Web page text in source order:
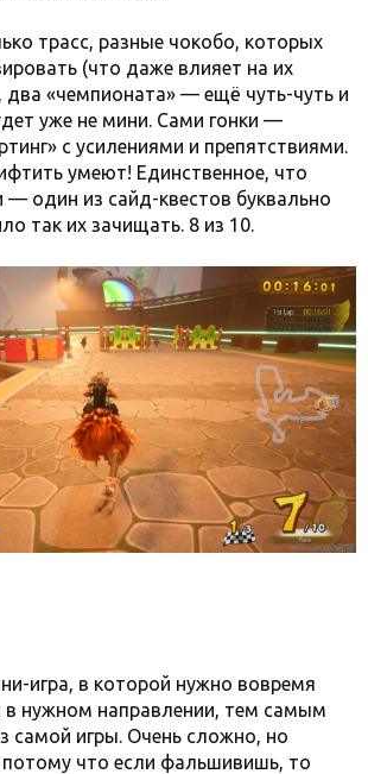
трасс, разные чокобо, которых
(что даже влияет на их
два «чемпионата» — ещё чуть-чуть и
уже не мини. Сами гонки —
с усилениями и препятствиями.
умеют! Единственное, что
— один из сайд-квестов буквально
так их зачищать. 8 из 10.
игра, в которой нужно вовремя
в нужном направлении, тем самым
самой игры. Очень сложно, но
что если фальшивишь, то